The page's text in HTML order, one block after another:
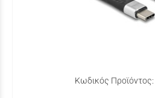
Κωδικός Προϊόντος: